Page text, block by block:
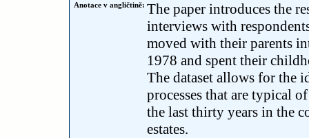
Anotace v angličtině: The paper introduces the
interviews with
moved with their parents
1978 and spent their
The dataset allows for the
processes that are typical
the last thirty years in the
estates.